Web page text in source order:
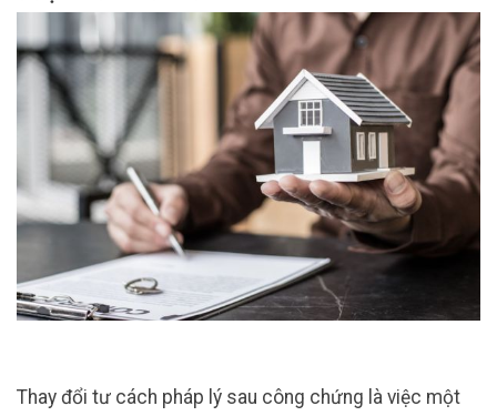
Thay đổi tư cách pháp lý sau công chứng là việc một